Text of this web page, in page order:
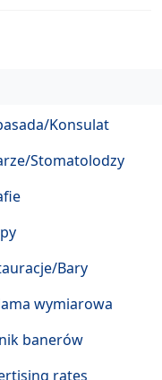
Konsulat
Stomatolodzy
Bary
wymiarowa
banerów
rates